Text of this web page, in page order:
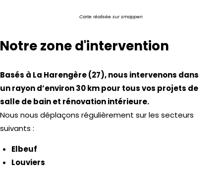
Carte réalisée sursmappen
Notre zone d'intervention
Basés à La Harengère (27), nous intervenons dans
un rayon d’environ 30 km pour tous vos projets de
salle de bain et rénovation intérieure.
Nous nous déplaçons régulièrement sur les secteurs
suivants :
Elbeuf
Louviers